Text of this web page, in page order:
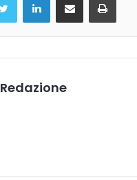
Redazione